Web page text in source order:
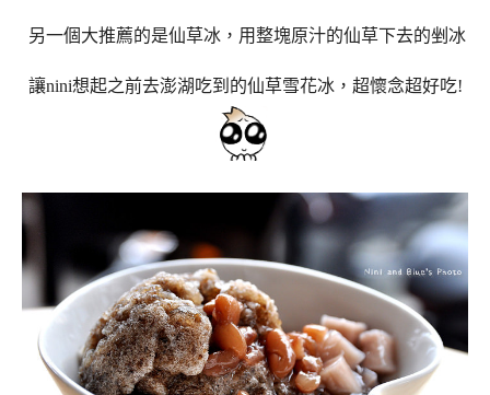
另一個大推薦的是仙草冰，用整塊原汁的仙草下去的剉冰
讓nini想起之前去澎湖吃到的仙草雪花冰，超懷念超好吃!